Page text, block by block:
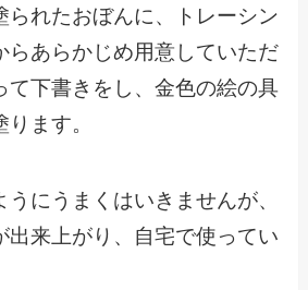
られたおぼんに、トレーシン
らあらかじめ用意していただ
て下書きをし、金色の絵の具
ます。
にうまくはいきませんが、
出来上がり、自宅で使ってい